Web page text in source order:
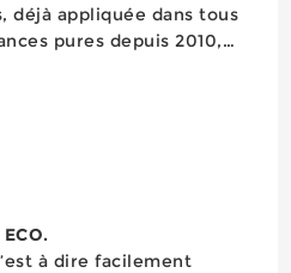
déjà appliquée dans tous
pures depuis 2010,
à dire facilement